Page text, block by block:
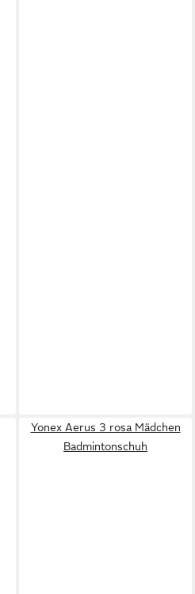
Yonex Aerus 3 rosa Mädchen
Badmintonschuh